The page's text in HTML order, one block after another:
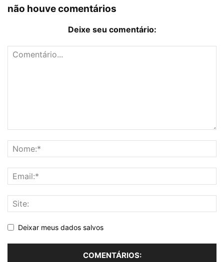
não houve comentários
Deixe seu comentário:
Deixar meus dados salvos